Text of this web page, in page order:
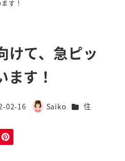
す！
けて、急ピッ
ます！
02-16
著
Saiko カテゴリー
住